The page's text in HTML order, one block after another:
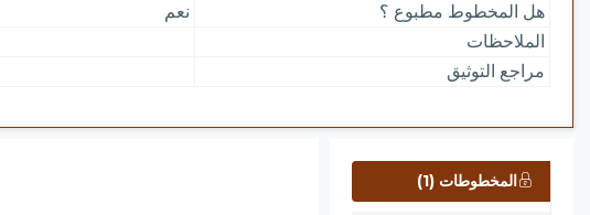
هل المخطوط مطبوع ؟
نعم
الملاحظات
مراجع التوثيق
المخطوطات (1)